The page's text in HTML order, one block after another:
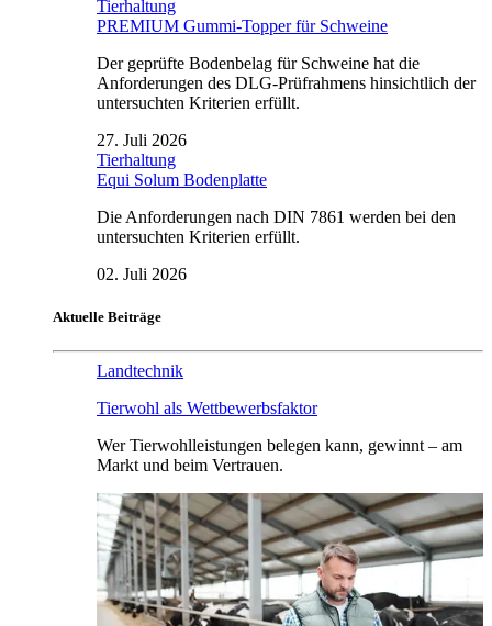
Tierhaltung
PREMIUM Gummi-Topper für Schweine
Der geprüfte Bodenbelag für Schweine hat die
Anforderungen des DLG-Prüfrahmens hinsichtlich der
untersuchten Kriterien erfüllt.
27. Juli 2026
Tierhaltung
Equi Solum Bodenplatte
Die Anforderungen nach DIN 7861 werden bei den
untersuchten Kriterien erfüllt.
02. Juli 2026
Aktuelle Beiträge
Landtechnik
Tierwohl als Wettbewerbsfaktor
Wer Tierwohlleistungen belegen kann, gewinnt – am
Markt und beim Vertrauen.